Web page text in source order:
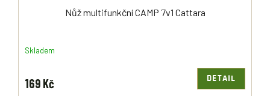
Nůž multifunkční CAMP 7v1 Cattara
Skladem
169 Kč DETAIL